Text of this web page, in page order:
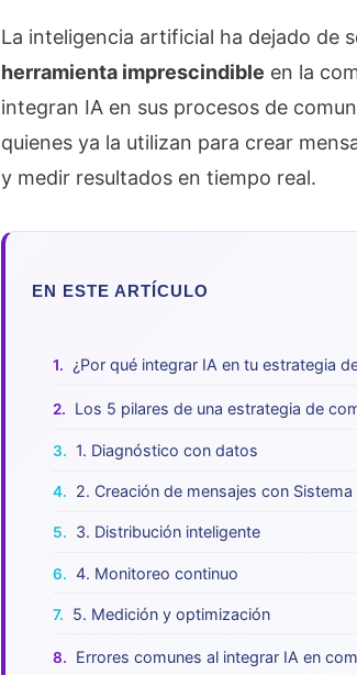
La inteligencia artificial ha dejado de
herramienta imprescindible en la
integran IA en sus procesos de
quienes ya la utilizan para crear
y medir resultados en tiempo real.
EN ESTE ARTÍCULO
¿Por qué integrar IA en tu estrategia
Los 5 pilares de una estrategia de
1. Diagnóstico con datos
2. Creación de mensajes con Sistema
3. Distribución inteligente
4. Monitoreo continuo
5. Medición y optimización
Errores comunes al integrar IA en